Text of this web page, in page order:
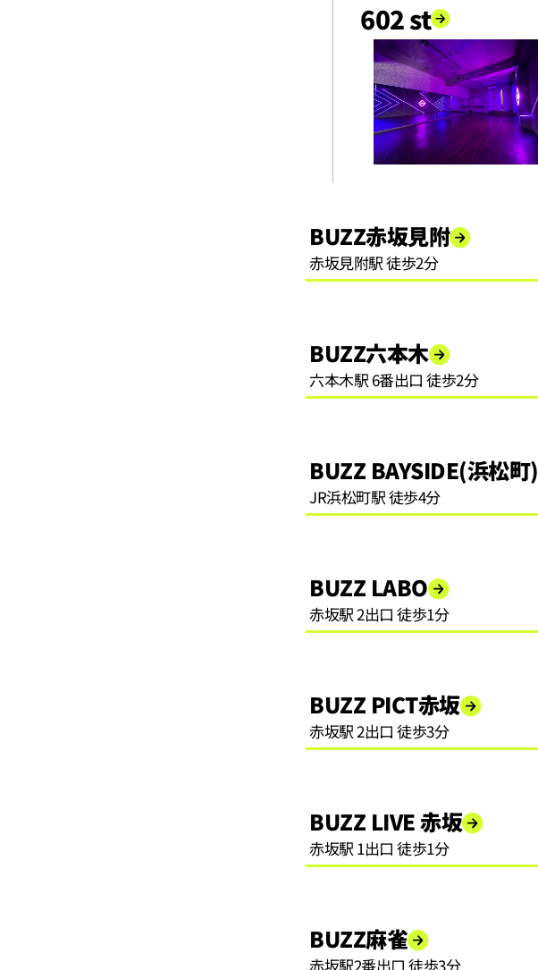
602 st
BUZZ赤坂見附
赤坂見附駅 徒歩2分
BUZZ六本木
六本木駅 6番出口 徒歩2分
BUZZ BAYSIDE(浜松町)
JR浜松町駅 徒歩4分
BUZZ LABO
赤坂駅 2出口 徒歩1分
BUZZ PICT赤坂
赤坂駅 2出口 徒歩3分
BUZZ LIVE 赤坂
赤坂駅 1出口 徒歩1分
BUZZ麻雀
赤坂駅2番出口 徒歩3分